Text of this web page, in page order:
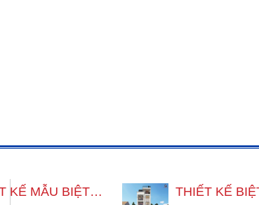
THIẾT KẾ MẪU BIỆT THỰ 3 TẦNG CÓ THANG MÁY 12X22M